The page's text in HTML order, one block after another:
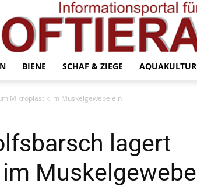
BIENE SCHAF & ZIEGE AQUAKULTUR
Mikroplastik im Muskelgewebe ein
lagert
Muskelgewebe